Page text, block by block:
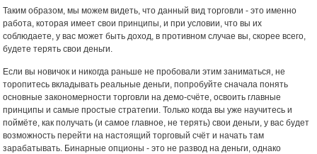
Таким образом, мы можем видеть, что данный вид торговли - это именно
работа, которая имеет свои принципы, и при условии, что вы их
соблюдаете, у вас может быть доход, в противном случае вы, скорее всего,
будете терять свои деньги.
Если вы новичок и никогда раньше не пробовали этим заниматься, не
торопитесь вкладывать реальные деньги, попробуйте сначала понять
основные закономерности торговли на демо-счёте, освоить главные
принципы и самые простые стратегии. Только когда вы уже научитесь и
поймёте, как получать (и самое главное, не терять) свои деньги, у вас будет
возможность перейти на настоящий торговый счёт и начать там
зарабатывать. Бинарные опционы - это не развод на деньги, однако